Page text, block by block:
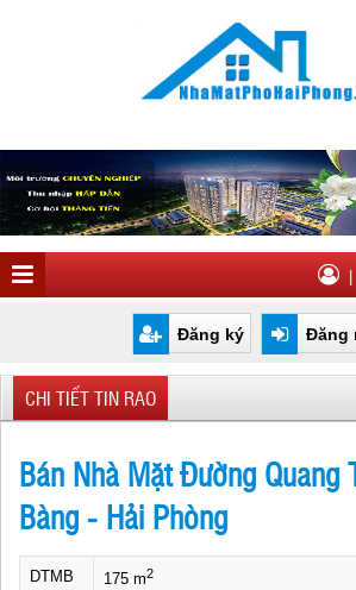
Đăng ký Đăng
CHI TIẾT TIN RAO
Bán Nhà Mặt Đường Quang
Bàng - Hải Phòng
DTMB 175 m2